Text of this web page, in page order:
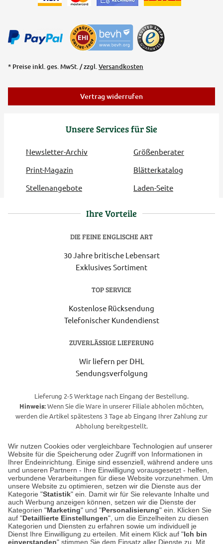
Wir nutzen Cookies oder vergleichbare Technologien auf unserer
Website für die Speicherung oder Zugriff von Informationen in
Ihrer Endeinrichtung. Einige sind essenziell, während andere uns
und unseren Partnern - Ihre Einwilligung vorausgesetzt - helfen,
verbundene Verarbeitungen für diese Website vorzunehmen. Um
unsere Website zu optimieren, setzen wir die Dienste aus der
Kategorie "Statistik" ein. Damit wir für Sie relevante Inhalte und
auch Werbung anzeigen können, setzen wir die Dienste der
Kategorien "Marketing" und "Personalisierung" ein. Klicken Sie
auf "Detaillierte Einstellungen", um die Einzelheiten zu diesen
Kategorien und Diensten zu erfahren sowie um individuell je
Dienst Ihre Einwilligung zu erteilen. Mit einem Klick auf "Ich bin
einverstanden" stimmen Sie dem Einsatz aller Dienste zu. Mit
Unsere Services für Sie
Newsletter-Archiv
Größenberater
Print-Magazin
Blätterkatalog
Stellenangebote
Laden-Seite
* Preise inkl. ges. MwSt. / zzgl. Versandkosten
Vertrag widerrufen
Ihre Vorteile
DIE FEINE ENGLISCHE ART
30 Jahre britische Lebensart
Exklusives Sortiment
TOP SERVICE
Kostenlose Rücksendung
Telefonischer Kundendienst
ZUVERLÄSSIGE LIEFERUNG
Wir liefern per DHL
Sendungsverfolgung
Lieferung 2-5 Werktage nach Eingang der Bestellung.
Hinweis:Wenn Sie die Ware in unserer Filiale abholen möchten,
werden die Artikel spätestens 3 Tage ab Eingang Ihrer Zahlung zur
Abholung bereitgestellt.
Unser Geschäft in Meckenheim
Auf dem Steinbüchel 6
53340 Meckenheim
Montag bis Samstag 9:00 Uhr bis 18:00 Uhr
weitere Information